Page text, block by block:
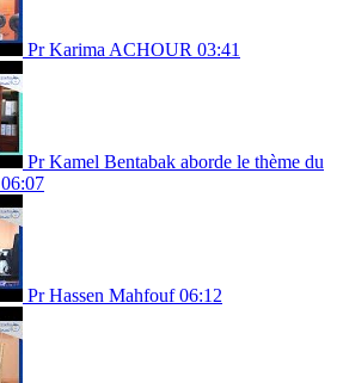
Pr Karima ACHOUR 03:41
Pr Kamel Bentabak aborde le thème du
06:07
Pr Hassen Mahfouf 06:12